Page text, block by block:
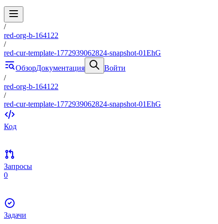
/
red-org-b-164122
/
red-cur-template-1772939062824-snapshot-01EhG
ОбзорДокументация
Войти
/
red-org-b-164122
/
red-cur-template-1772939062824-snapshot-01EhG
Код
Запросы
0
Задачи